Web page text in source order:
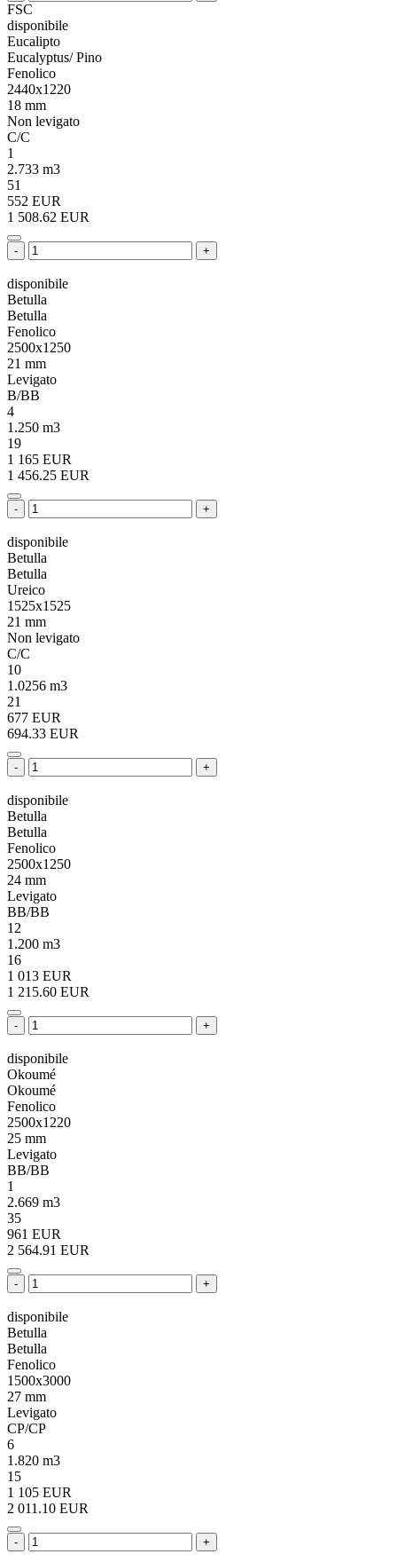
FSC
disponibile
Eucalipto
Eucalyptus/ Pino
Fenolico
2440x1220
18 mm
Non levigato
C/C
1
2.733 m3
51
552 EUR
1 508.62 EUR
- +
disponibile
Betulla
Betulla
Fenolico
2500x1250
21 mm
Levigato
B/BB
4
1.250 m3
19
1 165 EUR
1 456.25 EUR
- +
disponibile
Betulla
Betulla
Ureico
1525x1525
21 mm
Non levigato
C/C
10
1.0256 m3
21
677 EUR
694.33 EUR
- +
disponibile
Betulla
Betulla
Fenolico
2500x1250
24 mm
Levigato
BB/BB
12
1.200 m3
16
1 013 EUR
1 215.60 EUR
- +
disponibile
Okoumé
Okoumé
Fenolico
2500x1220
25 mm
Levigato
BB/BB
1
2.669 m3
35
961 EUR
2 564.91 EUR
- +
disponibile
Betulla
Betulla
Fenolico
1500x3000
27 mm
Levigato
CP/CP
6
1.820 m3
15
1 105 EUR
2 011.10 EUR
- +